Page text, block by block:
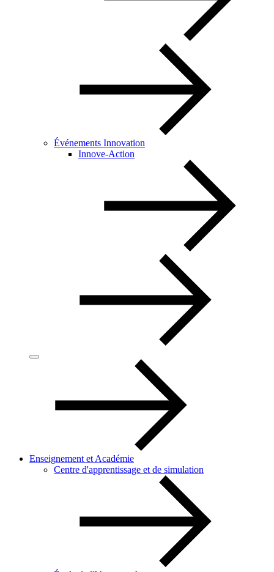
Événements Innovation
Innove-Action
Enseignement et Académie
Centre d'apprentissage et de simulation